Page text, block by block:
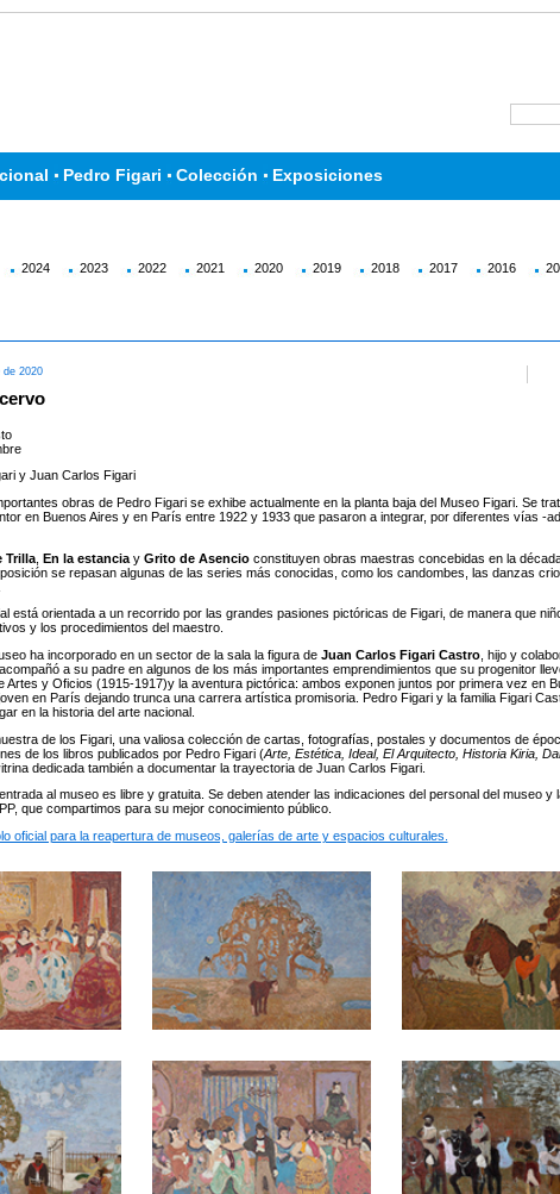
Pedro Figari Colección Exposiciones
2024 2023 2022 2021 2020 2019 2018 2017 2016
de 2020
y Juan Carlos Figari
obras de Pedro Figari se exhibe actualmente en la planta baja del Museo Figari. Se
en Buenos Aires y en París entre 1922 y 1933 que pasaron a integrar, por diferentes vías -
Trilla, En la estanciay Grito de Asencioconstituyen obras maestras concebidas en la
se repasan algunas de las series más conocidas, como los candombes, las danzas
está orientada a un recorrido por las grandes pasiones pictóricas de Figari, de manera que
y los procedimientos del maestro.
ha incorporado en un sector de la sala la figura de Juan Carlos Figari Castro, hijo y
a su padre en algunos de los más importantes emprendimientos que su progenitor
Artes y Oficios (1915-1917)y la aventura pictórica: ambos exponen juntos por primera vez en
en París dejando trunca una carrera artística promisoria. Pedro Figari y la familia Figari
en la historia del arte nacional.
de los Figari, una valiosa colección de cartas, fotografías, postales y documentos de
de los libros publicados por Pedro Figari (Arte, Estética, Ideal, El Arquitecto, Historia Kiria,
dedicada también a documentar la trayectoria de Juan Carlos Figari.
al museo es libre y gratuita. Se deben atender las indicaciones del personal del museo
que compartimos para su mejor conocimiento público.
oficial para la reapertura de museos, galerías de arte y espacios culturales.